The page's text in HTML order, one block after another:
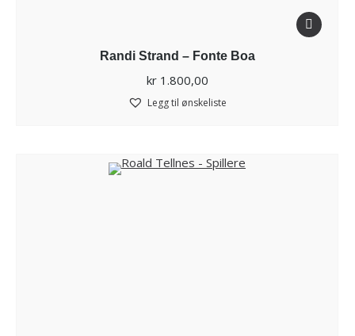
Randi Strand – Fonte Boa
kr1.800,00
Legg til ønskeliste